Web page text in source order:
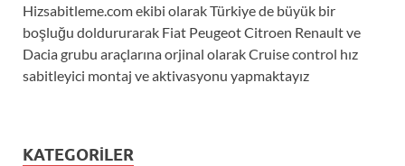
Hizsabitleme.com ekibi olarak Türkiye de büyük bir
boşluğu doldururarak Fiat Peugeot Citroen Renault ve
Dacia grubu araçlarına orjinal olarak Cruise control hız
sabitleyici montaj ve aktivasyonu yapmaktayız
KATEGORILER